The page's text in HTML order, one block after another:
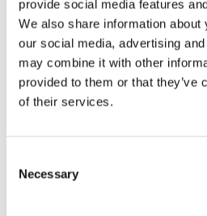
provide social media features
We also share information
our social media, advertising
may combine it with other
provided to them or that they’ve
of their services.
Selection
Necessary
Accessori opzionali: fodera per
come protezione dalle intemperie